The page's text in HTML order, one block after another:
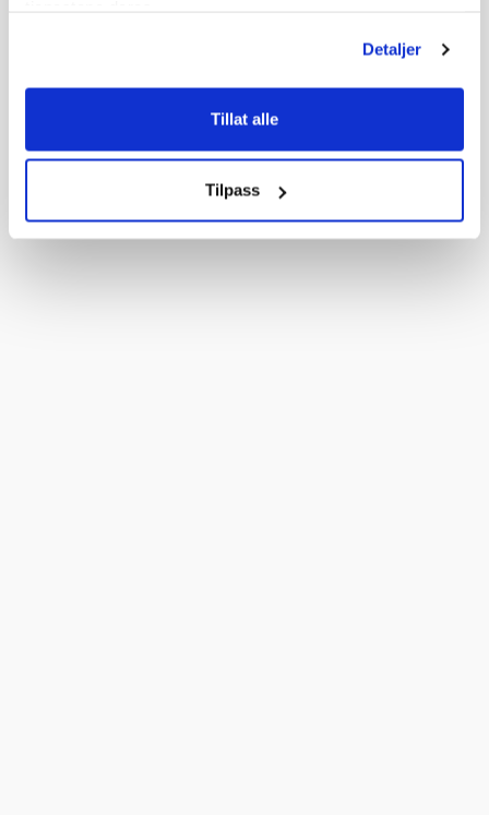
Detaljer
Tillat alle
Tilpass